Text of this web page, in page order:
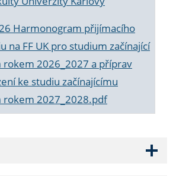
Harmonogram přijímacího
na FF UK pro studium začínající
2026_2027 a příprav
ke studiu začínajícímu
rokem 2027_2028.pdf